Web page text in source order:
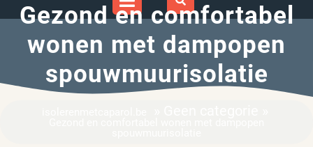
Gezond en comfortabel
wonen met dampopen
spouwmuurisolatie